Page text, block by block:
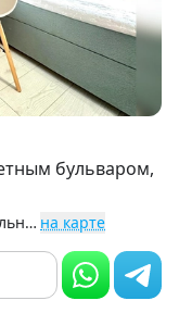
бульваром,
Тюмень 50 Лет ВЛКСМ 13/2, Центральный округ на карте